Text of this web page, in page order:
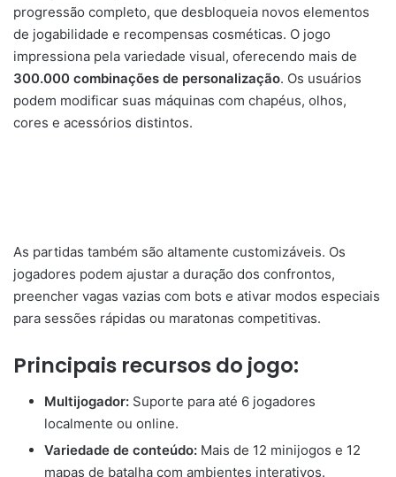
progressão completo, que desbloqueia novos elementos
de jogabilidade e recompensas cosméticas. O jogo
impressiona pela variedade visual, oferecendo mais de
300.000 combinações de personalização. Os usuários
podem modificar suas máquinas com chapéus, olhos,
cores e acessórios distintos.
As partidas também são altamente customizáveis. Os
jogadores podem ajustar a duração dos confrontos,
preencher vagas vazias com bots e ativar modos especiais
para sessões rápidas ou maratonas competitivas.
Principais recursos do jogo:
Multijogador: Suporte para até 6 jogadores
localmente ou online.
Variedade de conteúdo: Mais de 12 minijogos e 12
mapas de batalha com ambientes interativos.